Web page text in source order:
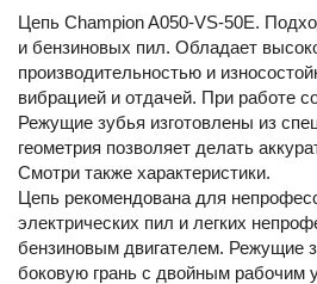
Цепь Champion A050-VS-50E.
и бензиновых пил. Обладает
производительностью и
вибрацией и отдачей. При работе
Режущие зубья изготовлены из
геометрия позволяет делать
Смотри также характеристики.
Цепь рекомендована для
электрических пил и легких
бензиновым двигателем. Режущие
боковую грань с двойным рабочим